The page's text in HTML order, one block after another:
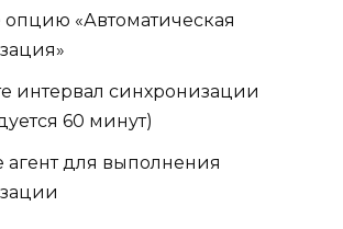
«Автоматическая
интервал синхронизации
60 минут)
агент для выполнения